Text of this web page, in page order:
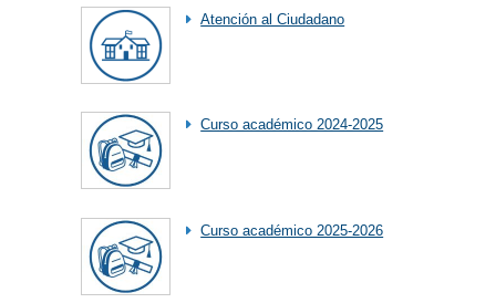
Atención al Ciudadano
Curso académico 2024-2025
Curso académico 2025-2026